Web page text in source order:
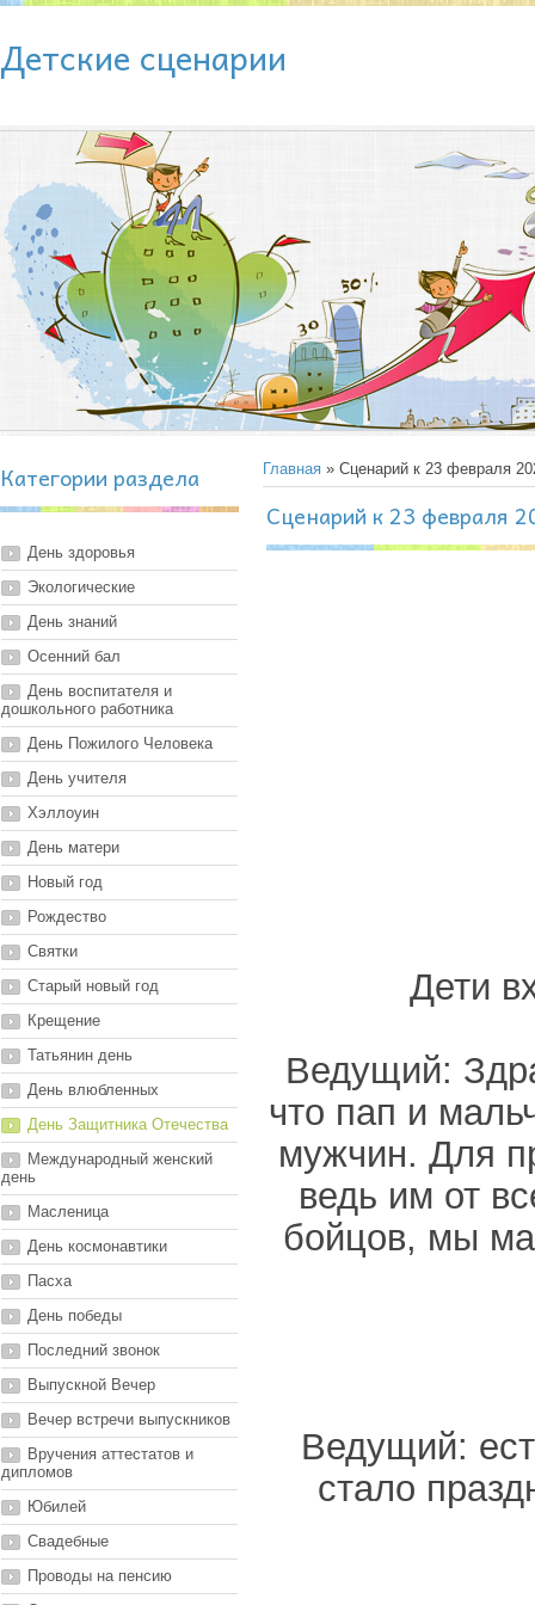
Детские сценарии
Категории раздела
День здоровья
Экологические
День знаний
Осенний бал
День воспитателя и
дошкольного работника
День Пожилого Человека
День учителя
Хэллоуин
День матери
Новый год
Рождество
Святки
Старый новый год
Крещение
Татьянин день
День влюбленных
День Защитника Отечества
Международный женский
день
Масленица
День космонавтики
Пасха
День победы
Последний звонок
Выпускной Вечер
Вечер встречи выпускников
Вручения аттестатов и
дипломов
Юбилей
Свадебные
Проводы на пенсию
Главная » Сценарий к 23 февраля
Сценарий к 23 февраля
Дети
Ведущий:
что пап и
мужчин. Для
ведь им от
бойцов, мы
Ведущий:
стало